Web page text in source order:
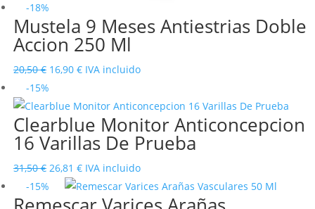
-18%
Mustela 9 Meses Antiestrias Doble
Accion 250 Ml
20,50€ El
original
era:
20,50 €.
16,90 €El
actual
es:
16,90 €.
IVA incluido
-15%
Clearblue Monitor Anticoncepcion
16 Varillas De Prueba
31,50€ El
precio
original
26,81 €El
precio
actual
IVA incluido
-15%